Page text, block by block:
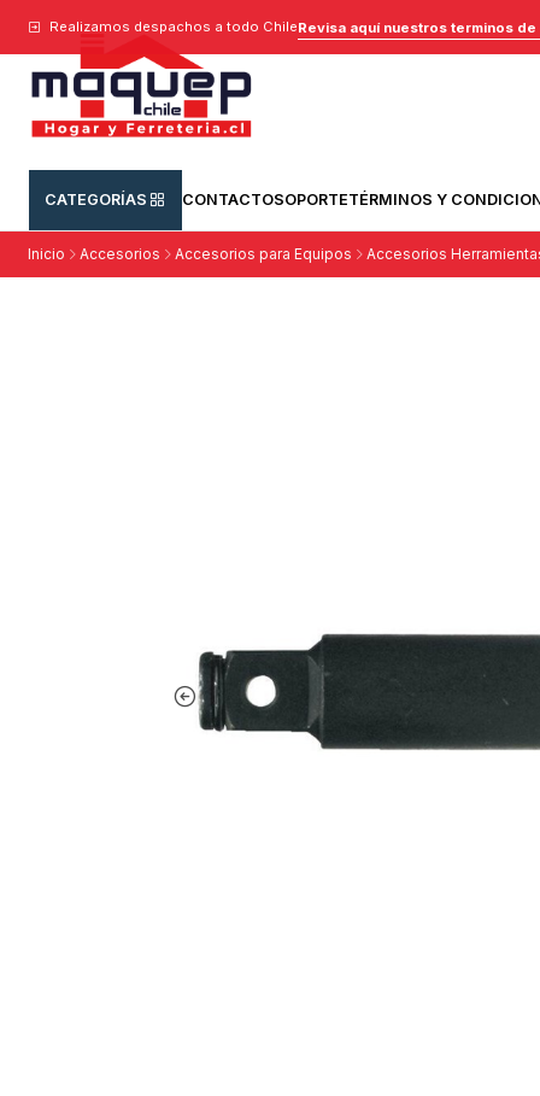
CATEGORÍAS CONTACTOSOPORTETÉRMINOS Y
Realizamos despachos a todo ChileRevisa aquí nuestros terminos de
Inicio Accesorios Accesorios para Equipos Accesorios